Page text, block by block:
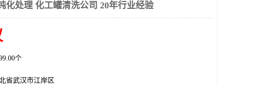
化处理 化工罐清洗公司 20年行业经验
个
省武汉市江岸区